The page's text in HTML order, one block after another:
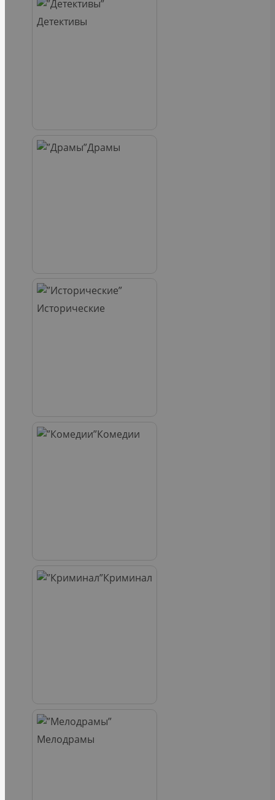
Детективы
Драмы
Исторические
Комедии
Криминал
Мелодрамы